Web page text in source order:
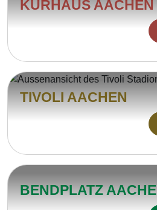
KURHAUS AACHEN
TIVOLI AACHEN
BENDPLATZ